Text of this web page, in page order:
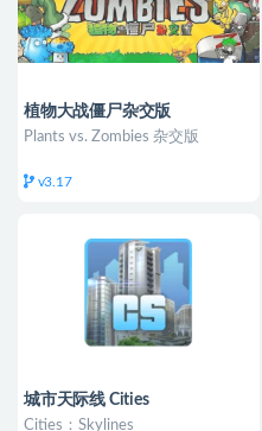
植物大战僵尸杂交版
Plants vs. Zombies 杂交版
v3.17
城市天际线 Cities
Cities：Skylines